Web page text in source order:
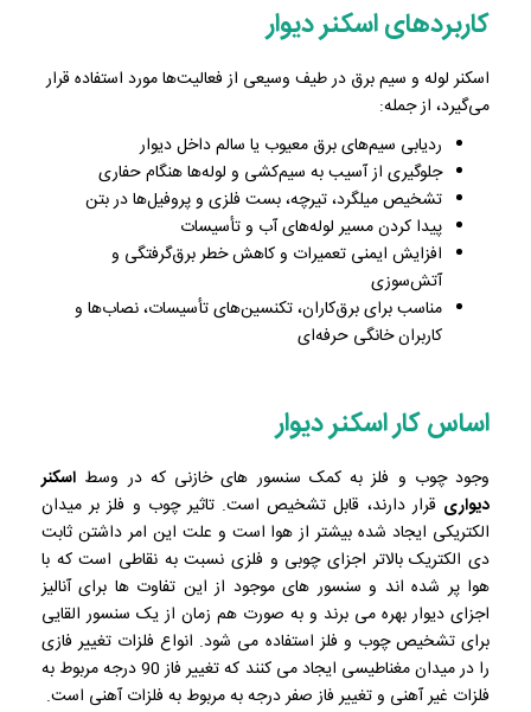
کاربردهای اسکنر دیوار
اسکنر لوله و سیم برق در طیف وسیعی از فعالیت‌ها مورد استفاده قرار
می‌گیرد، از جمله:
ردیابی سیم‌های برق معیوب یا سالم داخل دیوار
جلوگیری از آسیب به سیم‌کشی و لوله‌ها هنگام حفاری
تشخیص میلگرد، تیرچه، بست فلزی و پروفیل‌ها در بتن
پیدا کردن مسیر لوله‌های آب و تأسیسات
افزایش ایمنی تعمیرات و کاهش خطر برق‌گرفتگی و
آتش‌سوزی
مناسب برای برق‌کاران، تکنسین‌های تأسیسات، نصاب‌ها و
کاربران خانگی حرفه‌ای
اساس کار اسکنر دیوار
وجود چوب و فلز به کمک سنسور های خازنی که در وسط اسکنر
دیواری قرار دارند، قابل تشخیص است. تاثیر چوب و فلز بر میدان
الکتریکی ایجاد شده بیشتر از هوا است و علت این امر داشتن ثابت
دی الکتریک بالاتر اجزای چوبی و فلزی نسبت به نقاطی است که با
هوا پر شده اند و سنسور های موجود از این تفاوت ها برای آنالیز
اجزای دیوار بهره می برند و به صورت هم زمان از یک سنسور القایی
برای تشخیص چوب و فلز استفاده می شود. انواع فلزات تغییر فازی
را در میدان مغناطیسی ایجاد می کنند که تغییر فاز 90 درجه مربوط به
فلزات غیر آهنی و تغییر فاز صفر درجه به مربوط به فلزات آهنی است.